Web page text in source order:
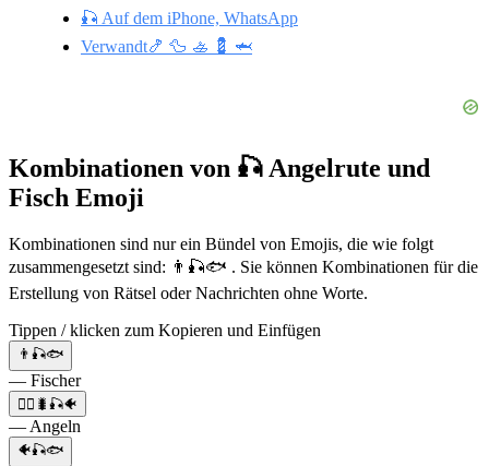
🎣 Auf dem iPhone, WhatsApp
Verwandt🍤 🦆 🚣 💈 🦈
Kombinationen von 🎣 Angelrute und
Fisch Emoji
Kombinationen sind nur ein Bündel von Emojis, die wie folgt
zusammengesetzt sind: 👨🎣🐟 . Sie können Kombinationen für die
Erstellung von Rätsel oder Nachrichten ohne Worte.
Tippen / klicken zum Kopieren und Einfügen
👨🎣🐟
— Fischer
🚣‍♂️🐛🎣🐠
— Angeln
🐠🎣🐟